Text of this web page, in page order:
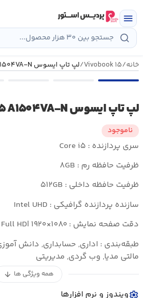
به
محتوا
menu
خانه/Vivobook ۱۵/لپ تاپ ایسوس Vivobook ۱۵ A۱۵۰۴VA-N
لپ تاپ ایسوس Vivobook ۱۵ A۱۵۰۴VA-N
ناموجود
سری پردازنده : Core i۵
ظرفیت حافظه رم : ۸GB
ظرفیت حافظه داخلی : ۵۱۲GB
سازنده پردازنده گرافیکی : Intel UHD
دقت صفحه نمایش : Full HD| ۱۹۲۰×۱۰۸۰ پیکسل
طبقه‌بندی : اداری, حسابداری, دانش
مالتی مدیا, وب گردی, مدیریتی
همه ویژگی ها arrow_downward
ویندوز و نرم افزارهاsettings